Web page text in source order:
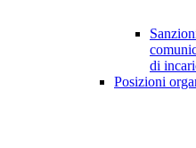
di
Posizioni